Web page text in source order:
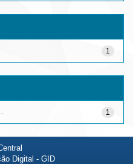
1
1
Digital - GID